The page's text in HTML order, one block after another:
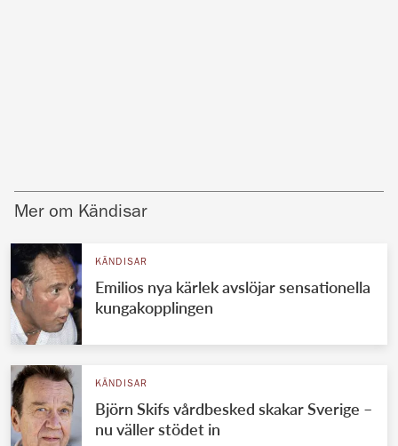
Mer om Kändisar
KÄNDISAR
Emilios nya kärlek avslöjar sensationella
kungakopplingen
KÄNDISAR
Björn Skifs vårdbesked skakar Sverige –
nu väller stödet in